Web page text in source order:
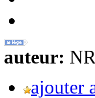
auteur:
ajouter